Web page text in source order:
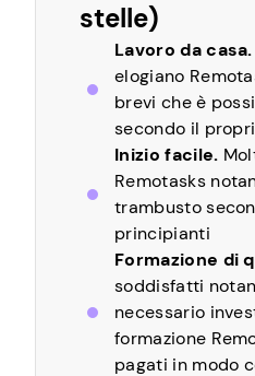
stelle)
Lavoro da casa.
elogiano
brevi che è
secondo il
Inizio facile.
Remotasks
trambusto
principianti
Formazione di
soddisfatti
necessario
formazione
pagati in modo